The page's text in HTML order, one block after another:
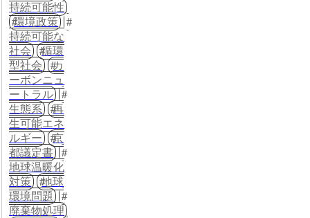
持続可能性
環境政策
持続可能な
社会
循環
型社会
カ
ーボンニュ
ートラル
生態系
再
生可能エネ
ルギー
京
都議定書
地球温暖化
対策
地球
環境問題
廃棄物処理